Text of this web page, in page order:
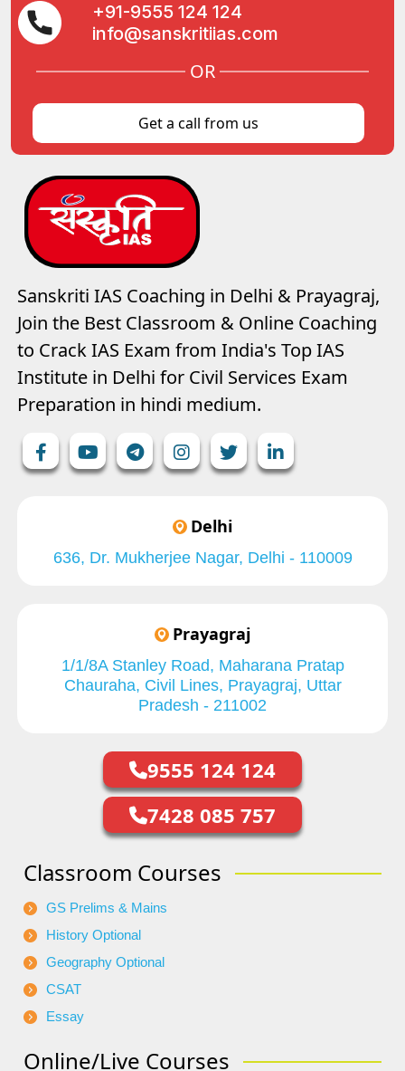
+91-9555 124 124
info@sanskritiias.com
OR
Get a call from us
Sanskriti IAS Coaching in Delhi & Prayagraj,
Join the Best Classroom & Online Coaching
to Crack IAS Exam from India's Top IAS
Institute in Delhi for Civil Services Exam
Preparation in hindi medium.
Delhi
636, Dr. Mukherjee Nagar, Delhi - 110009
Prayagraj
1/1/8A Stanley Road, Maharana Pratap
Chauraha, Civil Lines, Prayagraj, Uttar
Pradesh - 211002
9555 124 124
7428 085 757
Classroom Courses
GS Prelims & Mains
History Optional
Geography Optional
CSAT
Essay
Online/Live Courses